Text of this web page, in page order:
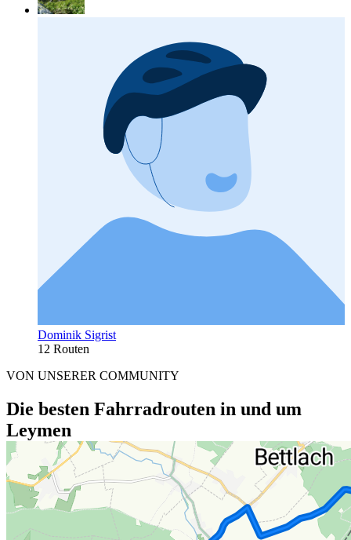
Dominik Sigrist
12 Routen
VON UNSERER COMMUNITY
Die besten Fahrradrouten in und um
Leymen